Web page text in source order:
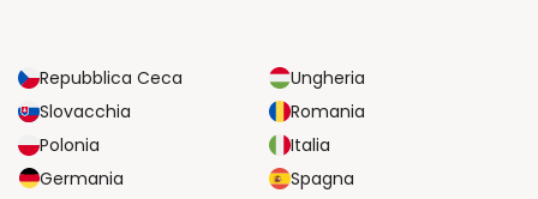
Repubblica Ceca
Ungheria
Slovacchia
Romania
Polonia
Italia
Germania
Spagna